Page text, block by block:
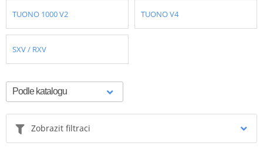
TUONO 1000 V2 TUONO V4
SXV / RXV
Zobrazit filtraci